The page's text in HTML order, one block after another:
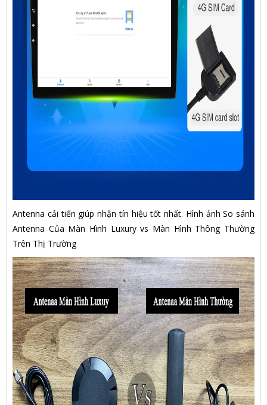
Antenna cải tiến giúp nhận tín hiệu tốt nhất. Hình ảnh So sánh
Antenna Của Màn Hình Luxury vs Màn Hình Thông Thường
Trên Thị Trường